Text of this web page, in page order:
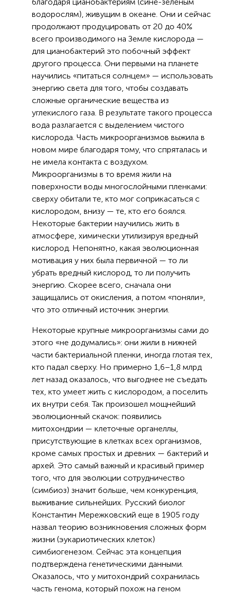
водорослям), живущим в океане. Они и сейчас
продолжают продуцировать от 20 до 40%
всего производимого на Земле кислорода —
для цианобактерий это побочный эффект
другого процесса. Они первыми на планете
научились «питаться солнцем» — использовать
энергию света для того, чтобы создавать
сложные органические вещества из
углекислого газа. В результате такого процесса
вода разлагается с выделением чистого
кислорода. Часть микроорганизмов выжила в
новом мире благодаря тому, что спряталась и
не имела контакта с воздухом.
Микроорганизмы в то время жили на
поверхности воды многослойными пленками:
сверху обитали те, кто мог соприкасаться с
кислородом, внизу — те, кто его боялся.
Некоторые бактерии научились жить в
атмосфере, химически утилизируя вредный
кислород. Непонятно, какая эволюционная
мотивация у них была первичной — то ли
убрать вредный кислород, то ли получить
энергию. Скорее всего, сначала они
защищались от окисления, а потом «поняли»,
что это отличный источник энергии.
Некоторые крупные микроорганизмы сами до
этого «не додумались»: они жили в нижней
части бактериальной пленки, иногда глотая тех,
кто падал сверху. Но примерно 1,6–1,8 млрд
лет назад оказалось, что выгоднее не съедать
тех, кто умеет жить с кислородом, а поселить
их внутри себя. Так произошел мощнейший
эволюционный скачок: появились
митохондрии — клеточные органеллы,
присутствующие в клетках всех организмов,
кроме самых простых и древних — бактерий и
архей. Это самый важный и красивый пример
того, что для эволюции сотрудничество
(симбиоз) значит больше, чем конкуренция,
выживание сильнейших. Русский биолог
Константин Мережковский еще в 1905 году
назвал теорию возникновения сложных форм
жизни (эукариотических клеток)
симбиогенезом. Сейчас эта концепция
подтверждена генетическими данными.
Оказалось, что у митохондрий сохранилась
часть генома, который похож на геном